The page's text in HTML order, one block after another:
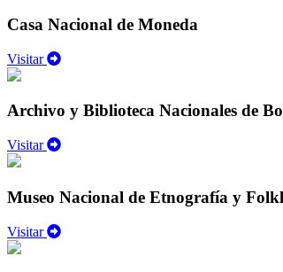
Casa Nacional de Moneda
Visitar
Archivo y Biblioteca Nacionales de
Visitar
Museo Nacional de Etnografía y
Visitar